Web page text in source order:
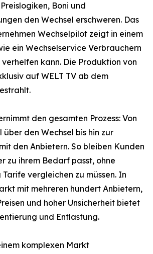
Boni und
den Wechsel erschweren. Das
Wechselpilot zeigt in einem
ein Wechselservice Verbrauchern
kann. Die Produktion von
auf WELT TV ab dem
den gesamten Prozess: Von
den Wechsel bis hin zur
den Anbietern. So bleiben Kunden
zu ihrem Bedarf passt, ohne
vergleichen zu müssen. In
mit mehreren hundert Anbietern,
und hoher Unsicherheit bietet
und Entlastung.
komplexen Markt